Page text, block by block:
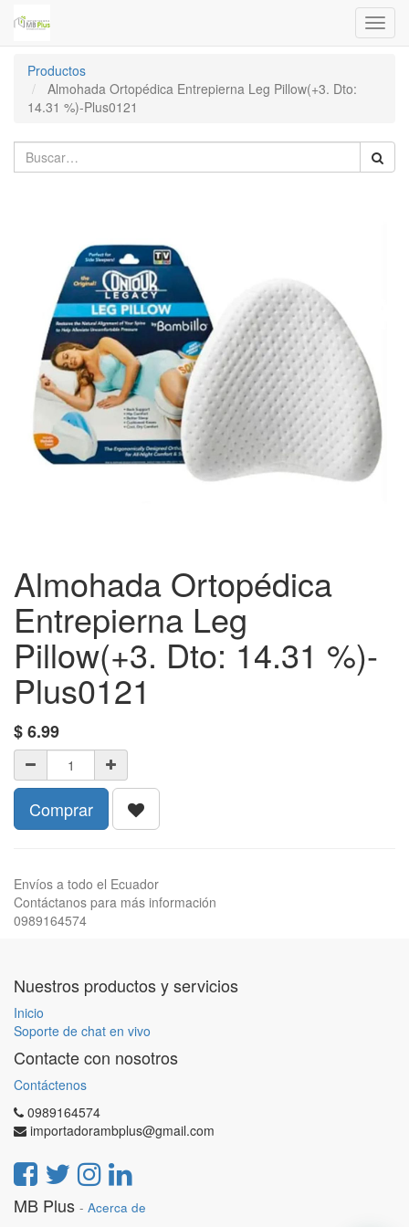
Menú
de
Productos
Almohada Ortopédica Entrepierna Leg Pillow(+3. Dto:
14.31 %)-Plus0121
Almohada Ortopédica
Entrepierna Leg
Pillow(+3. Dto: 14.31 %)-
Plus0121
$6.99
Comprar
Envíos a todo el Ecuador
Contáctanos para más información
0989164574
Nuestros productos y servicios
Inicio
Soporte de chat en vivo
Contacte con nosotros
Contáctenos
0989164574
importadorambplus@gmail.com
MB Plus - Acerca de